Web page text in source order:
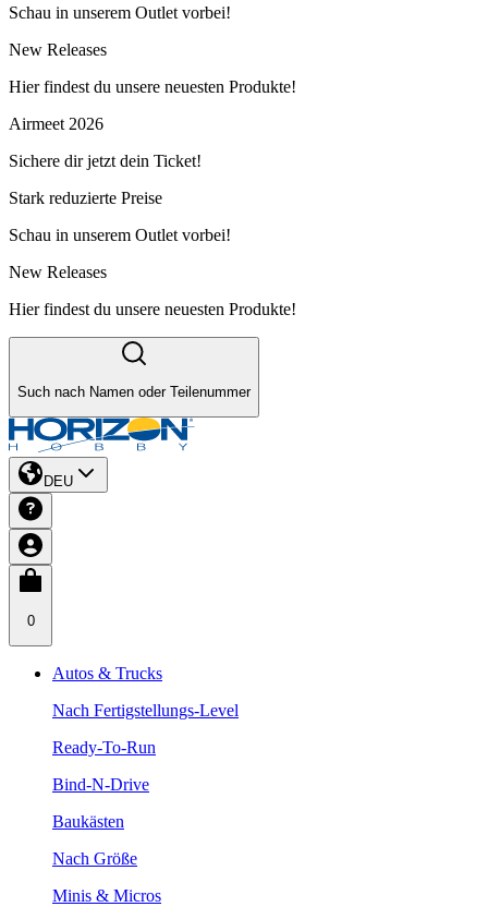
Schau in unserem Outlet vorbei!
New Releases
Hier findest du unsere neuesten Produkte!
Airmeet 2026
Sichere dir jetzt dein Ticket!
Stark reduzierte Preise
Schau in unserem Outlet vorbei!
New Releases
Hier findest du unsere neuesten Produkte!
Such nach Namen oder Teilenummer
DEU
0
Autos & Trucks
Nach Fertigstellungs-Level
Ready-To-Run
Bind-N-Drive
Baukästen
Nach Größe
Minis & Micros